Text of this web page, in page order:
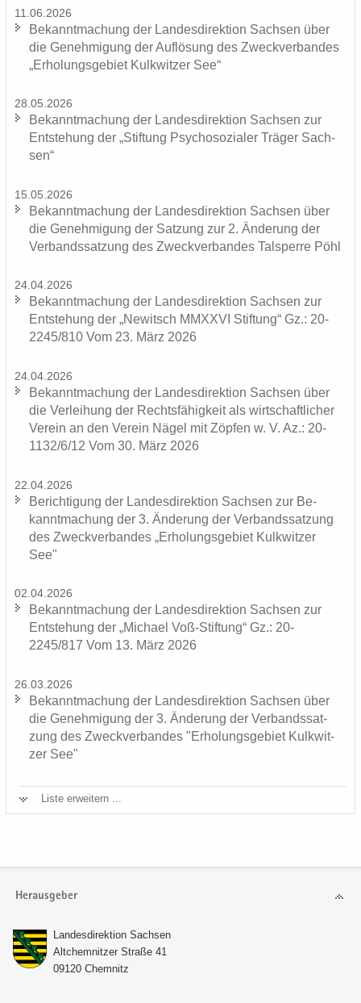
11.06.2026
Be­kannt­ma­chung der Lan­des­di­rek­ti­on Sach­sen über
die Ge­neh­mi­gung der Auf­lö­sung des Zweck­ver­ban­des
„Er­ho­lungs­ge­biet Kulk­wit­zer See“
28.05.2026
Be­kannt­ma­chung der Lan­des­di­rek­ti­on Sach­sen zur
Ent­ste­hung der „Stif­tung Psy­cho­so­zia­ler Trä­ger Sach­
sen“
15.05.2026
Be­kannt­ma­chung der Lan­des­di­rek­ti­on Sach­sen über
die Ge­neh­mi­gung der Sat­zung zur 2. Än­de­rung der
Ver­bands­sat­zung des Zweck­ver­ban­des Tal­sper­re Pöhl
24.04.2026
Be­kannt­ma­chung der Lan­des­di­rek­ti­on Sach­sen zur
Ent­ste­hung der „Ne­witsch MMXXVI Stif­tung“ Gz.: 20-
2245/810 Vom 23. März 2026
24.04.2026
Be­kannt­ma­chung der Lan­des­di­rek­ti­on Sach­sen über
die Ver­lei­hung der Rechts­fä­hig­keit als wirt­schaft­li­cher
Ver­ein an den Ver­ein Nägel mit Zöp­fen w. V. Az.: 20-
1132/6/12 Vom 30. März 2026
22.04.2026
Be­rich­ti­gung der Lan­des­di­rek­ti­on Sach­sen zur Be­
kannt­ma­chung der 3. Än­de­rung der Ver­bands­sat­zung
des Zweck­ver­ban­des „Er­ho­lungs­ge­biet Kulk­wit­zer
See"
02.04.2026
Be­kannt­ma­chung der Lan­des­di­rek­ti­on Sach­sen zur
Ent­ste­hung der „Mi­cha­el Voß-​Stiftung“ Gz.: 20-
2245/817 Vom 13. März 2026
26.03.2026
Be­kannt­ma­chung der Lan­des­di­rek­ti­on Sach­sen über
die Ge­neh­mi­gung der 3. Än­de­rung der Ver­bands­sat­
zung des Zweck­ver­ban­des "Er­ho­lungs­ge­biet Kulk­wit­
zer See"
Liste er­wei­tern ...
Herausgeber
Lan­des­di­rek­ti­on Sach­sen
Alt­chem­nit­zer Stra­ße 41
09120 Chem­nitz